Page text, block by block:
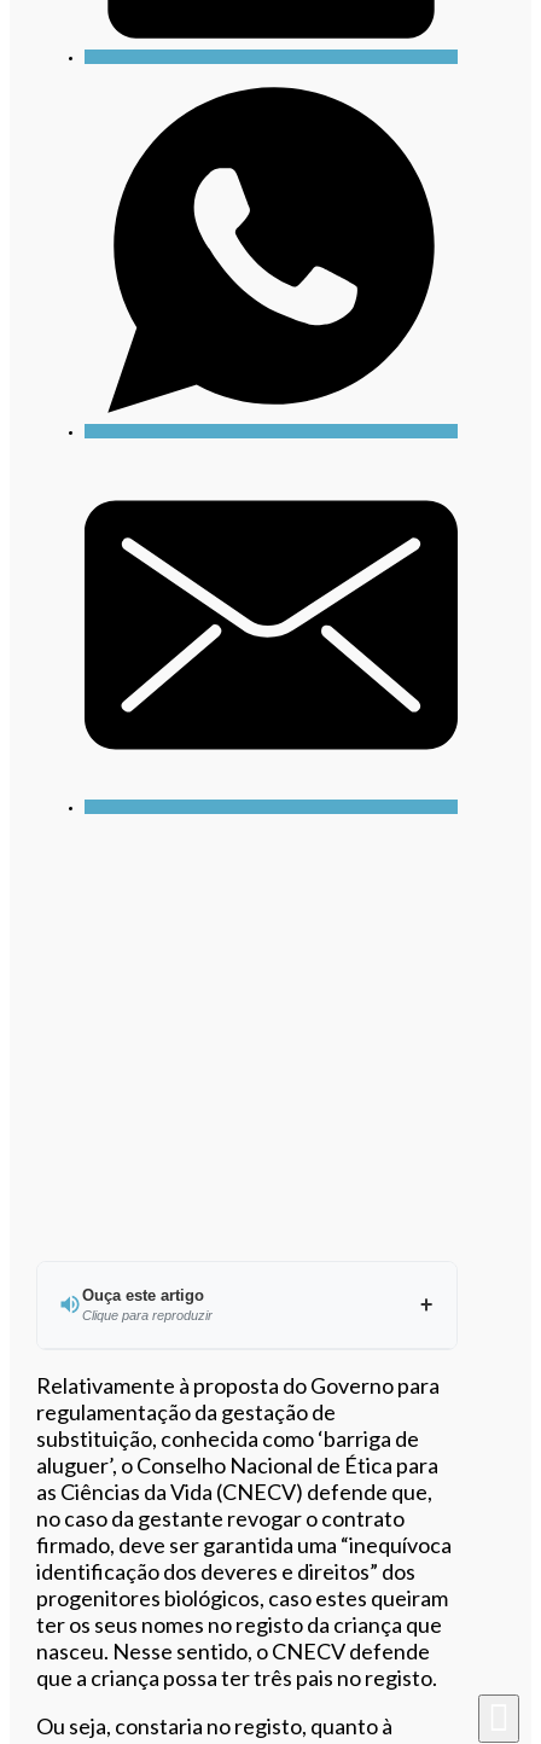
Ouça este artigo
Clique para reproduzir
Ouvir este artigo
Relativamente à proposta do Governo para
regulamentação da gestação de
substituição, conhecida como ‘barriga de
aluguer’, o Conselho Nacional de Ética para
as Ciências da Vida (CNECV) defende que,
no caso da gestante revogar o contrato
firmado, deve ser garantida uma “inequívoca
identificação dos deveres e direitos” dos
progenitores biológicos, caso estes queiram
ter os seus nomes no registo da criança que
nasceu. Nesse sentido, o CNECV defende
que a criança possa ter três pais no registo.
Ou seja, constaria no registo, quanto à